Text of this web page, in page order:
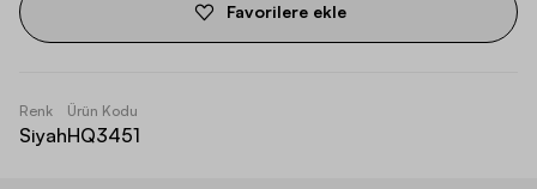
Favorilere ekle
Renk
Siyah
Ürün Kodu
HQ3451